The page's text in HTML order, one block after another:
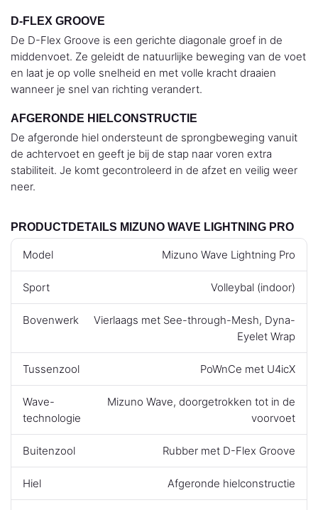
D-FLEX GROOVE
De D-Flex Groove is een gerichte diagonale groef in de
middenvoet. Ze geleidt de natuurlijke beweging van de voet
en laat je op volle snelheid en met volle kracht draaien
wanneer je snel van richting verandert.
AFGERONDE HIELCONSTRUCTIE
De afgeronde hiel ondersteunt de sprongbeweging vanuit
de achtervoet en geeft je bij de stap naar voren extra
stabiliteit. Je komt gecontroleerd in de afzet en veilig weer
neer.
PRODUCTDETAILS MIZUNO WAVE LIGHTNING PRO
Model Mizuno Wave Lightning Pro
Sport Volleybal (indoor)
Bovenwerk
Vierlaags met See-through-Mesh, Dyna-
Eyelet Wrap
Tussenzool PoWnCe met U4icX
Wave-
technologie
Mizuno Wave, doorgetrokken tot in de
voorvoet
Buitenzool Rubber met D-Flex Groove
Hiel Afgeronde hielconstructie